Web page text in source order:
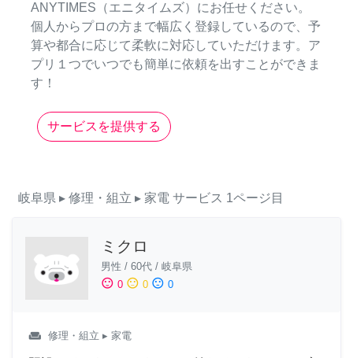
ANYTIMES（エニタイムズ）にお任せください。
個人からプロの方まで幅広く登録しているので、予
算や都合に応じて柔軟に対応していただけます。ア
プリ１つでいつでも簡単に依頼を出すことができま
す！
サービスを提供する
岐阜県 ▸ 修理・組立 ▸ 家電 サービス 1ページ目
ミクロ
男性 / 60代 / 岐阜県
sentiment_satisfied 0 sentiment_neutral 0 sentiment_dissatisfied 0
weekend 修理・組立 ▸ 家電